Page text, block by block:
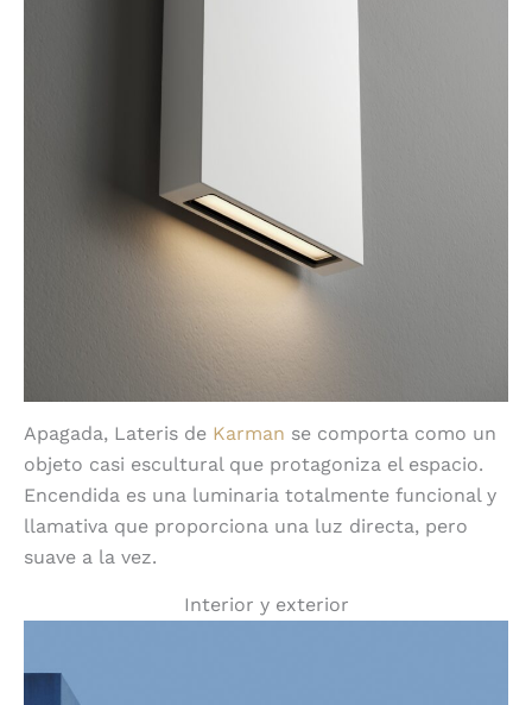
Apagada, Lateris de Karman se comporta como un
objeto casi escultural que protagoniza el espacio.
Encendida es una luminaria totalmente funcional y
llamativa que proporciona una luz directa, pero
suave a la vez.
Interior y exterior